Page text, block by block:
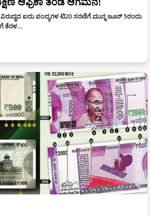
ಐದು ಪಂದ್ಯಗಳ ಟಿ20 ಸರಣಿಗೆ ಮುನ್ನ ಜೂನ್ 5ರಂದು
ತೆರಳ…